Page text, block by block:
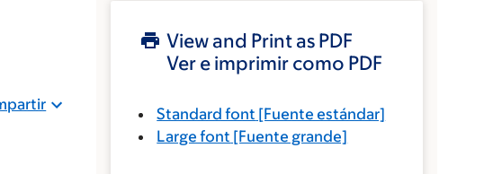
View and Print as PDF
Ver e imprimir como PDF
Standard font [Fuente estándar]
Large font [Fuente grande]